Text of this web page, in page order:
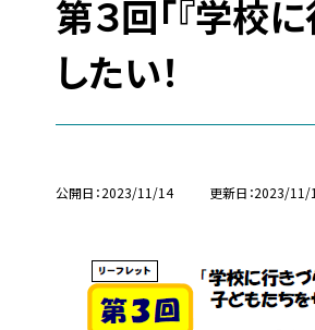
第３回「『学校
したい！
公開日 2023/11/14 更新日 2023/11/